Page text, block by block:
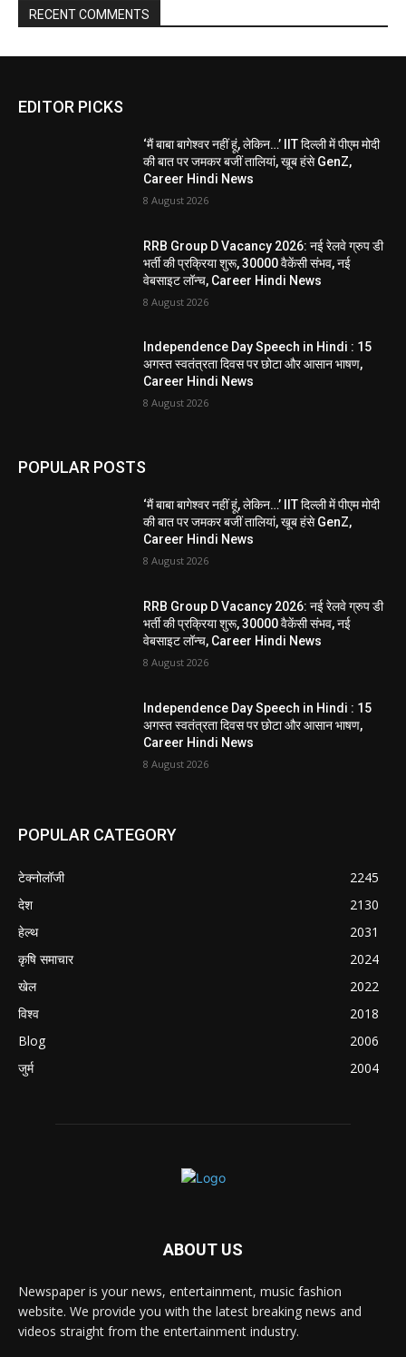
RECENT COMMENTS
EDITOR PICKS
‘मैं बाबा बागेश्वर नहीं हूं, लेकिन…’ IIT दिल्ली में पीएम मोदी
की बात पर जमकर बजीं तालियां, खूब हंसे GenZ,
Career Hindi News
8 August 2026
RRB Group D Vacancy 2026: नई रेलवे ग्रुप डी
भर्ती की प्रक्रिया शुरू, 30000 वैकेंसी संभव, नई
वेबसाइट लॉन्च, Career Hindi News
8 August 2026
Independence Day Speech in Hindi : 15
अगस्त स्वतंत्रता दिवस पर छोटा और आसान भाषण,
Career Hindi News
8 August 2026
POPULAR POSTS
‘मैं बाबा बागेश्वर नहीं हूं, लेकिन…’ IIT दिल्ली में पीएम मोदी
की बात पर जमकर बजीं तालियां, खूब हंसे GenZ,
Career Hindi News
8 August 2026
RRB Group D Vacancy 2026: नई रेलवे ग्रुप डी
भर्ती की प्रक्रिया शुरू, 30000 वैकेंसी संभव, नई
वेबसाइट लॉन्च, Career Hindi News
8 August 2026
Independence Day Speech in Hindi : 15
अगस्त स्वतंत्रता दिवस पर छोटा और आसान भाषण,
Career Hindi News
8 August 2026
POPULAR CATEGORY
टेक्नोलॉजी
2245
देश
2130
हेल्थ
2031
कृषि समाचार
2024
खेल
2022
विश्व
2018
Blog
2006
जुर्म
2004
ABOUT US
Newspaper is your news, entertainment, music fashion
website. We provide you with the latest breaking news and
videos straight from the entertainment industry.